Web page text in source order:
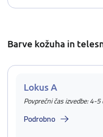
Barve kožuha in
Lokus A
Povprečni čas izvedbe: 4-5
Podrobno